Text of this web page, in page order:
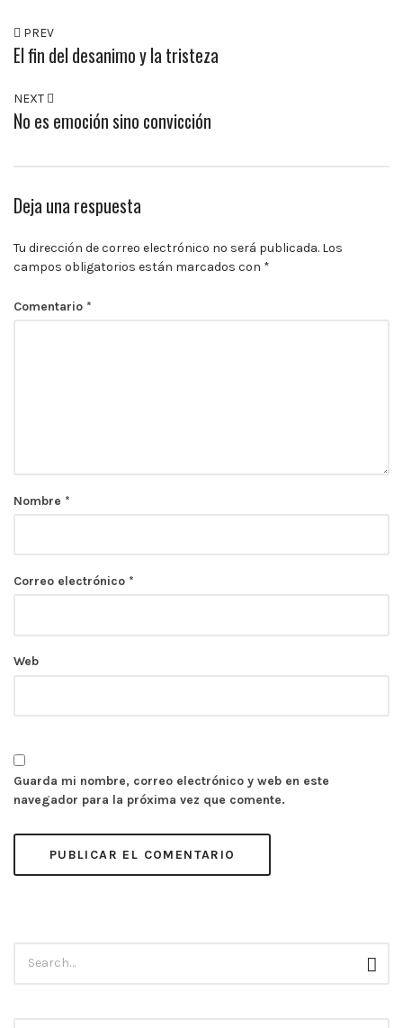
PREV
El fin del desanimo y la tristeza
NEXT
No es emoción sino convicción
Deja una respuesta
Tu dirección de correo electrónico no será publicada. Los
campos obligatorios están marcados con *
Comentario *
Nombre *
Correo electrónico *
Web
Guarda mi nombre, correo electrónico y web en este
navegador para la próxima vez que comente.
para: